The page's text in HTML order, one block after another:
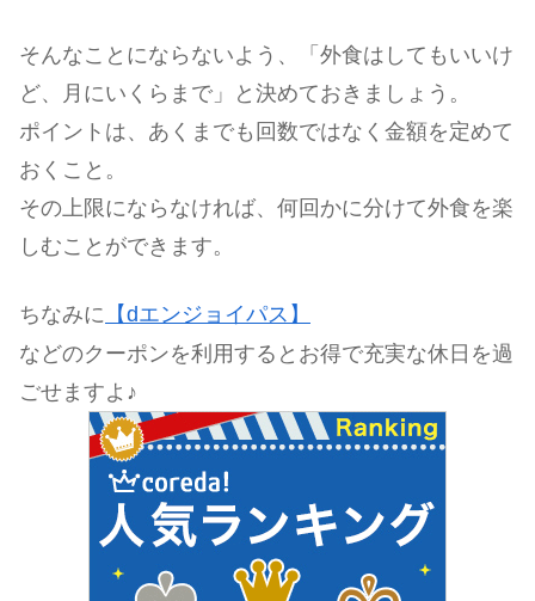
そんなことにならないよう、「外食はしてもいいけ
ど、月にいくらまで」と決めておきましょう。
ポイントは、あくまでも回数ではなく金額を定めて
おくこと。
その上限にならなければ、何回かに分けて外食を楽
しむことができます。
ちなみに 【dエンジョイパス】
などのクーポンを利用するとお得で充実な休日を過
ごせますよ♪